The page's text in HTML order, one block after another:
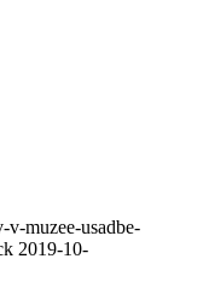
v-muzee-usadbe-
2019-10-